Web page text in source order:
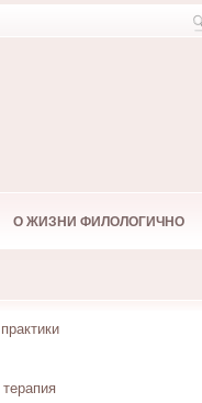
О ЖИЗНИ ФИЛОЛОГИЧНО